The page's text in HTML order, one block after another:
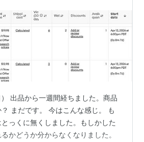
出品から一週間経ちました。商品
まだです。 今はこんな感じ。 も
っくに無くしました。もしかした
かどうか分からなくなりました。